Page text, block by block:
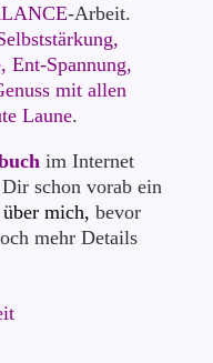
-Arbeit.
Ent-Spannung,
mit allen
Laune.
im Internet
schon vorab ein
über mich, bevor
mehr Details